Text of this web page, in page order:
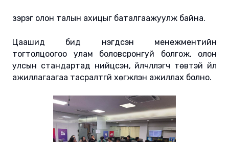
зэрэг олон талын ахицыг баталгаажуулж байна.
Цаашид бид нэгдсэн менежментийн
тогтолцоогоо улам боловсронгуй болгож, олон
улсын стандартад нийцсэн, үйлчлүүлэгч төвтэй үйл
ажиллагаагаа тасралтгүй хөгжүүлэн ажиллах болно.